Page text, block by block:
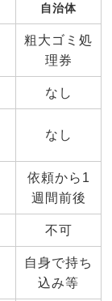
自治体
粗大ゴミ処
理券
なし
なし
依頼から1
週間前後
不可
自身で持ち
込み等